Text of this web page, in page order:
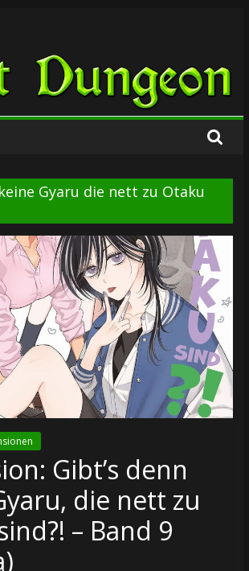
Gyaru die nett zu Otaku
Gibt’s denn
die nett zu
– Band 9